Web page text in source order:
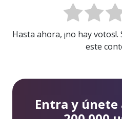
Hasta ahora, ¡no hay
este
Entra y únete